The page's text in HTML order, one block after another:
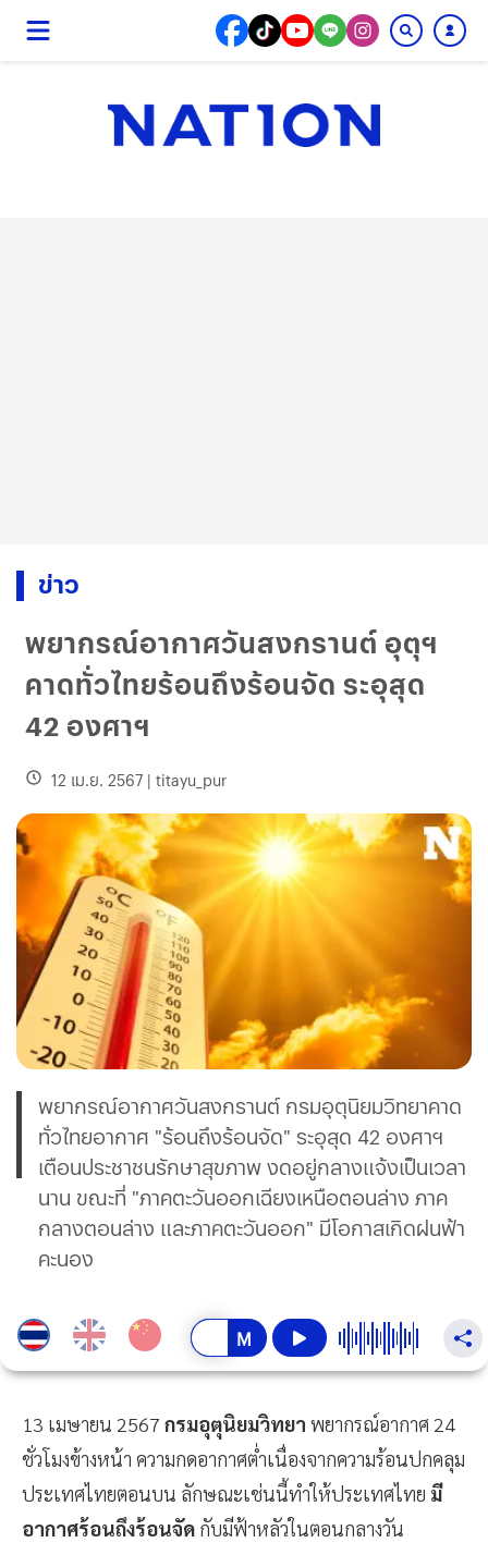
ข่าว
พยากรณ์อากาศวันสงกรานต์ อุตุฯ
คาดทั่วไทยร้อนถึงร้อนจัด ระอุสุด
42 องศาฯ
12 เม.ย. 2567 | titayu_pur
พยากรณ์อากาศวันสงกรานต์ กรมอุตุนิยมวิทยาคาด
ทั่วไทยอากาศ "ร้อนถึงร้อนจัด" ระอุสุด 42 องศาฯ
เตือนประชาชนรักษาสุขภาพ งดอยู่กลางแจ้งเป็นเวลา
นาน ขณะที่ "ภาคตะวันออกเฉียงเหนือตอนล่าง ภาค
กลางตอนล่าง และภาคตะวันออก" มีโอกาสเกิดฝนฟ้า
คะนอง
13 เมษายน 2567 กรมอุตุนิยมวิทยา พยากรณ์อากาศ 24
ชั่วโมงข้างหน้า ความกดอากาศต่ำเนื่องจากความร้อนปกคลุม
ประเทศไทยตอนบน ลักษณะเช่นนี้ทำให้ประเทศไทย มี
อากาศร้อนถึงร้อนจัด กับมีฟ้าหลัวในตอนกลางวัน